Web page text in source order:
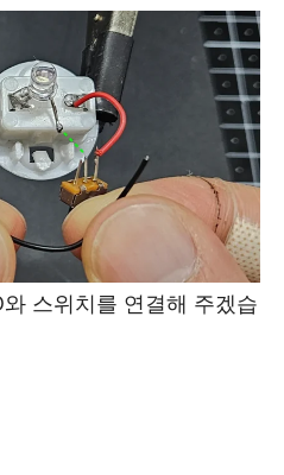
스위치를 연결해 주겠습